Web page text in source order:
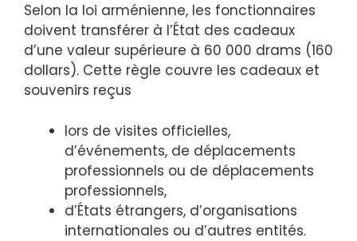
Selon la loi arménienne, les fonctionnaires
doivent transférer à l’État des cadeaux
d’une valeur supérieure à 60 000 drams (160
dollars). Cette règle couvre les cadeaux et
souvenirs reçus
lors de visites officielles,
d’événements, de déplacements
professionnels ou de déplacements
professionnels,
d’États étrangers, d’organisations
internationales ou d’autres entités.